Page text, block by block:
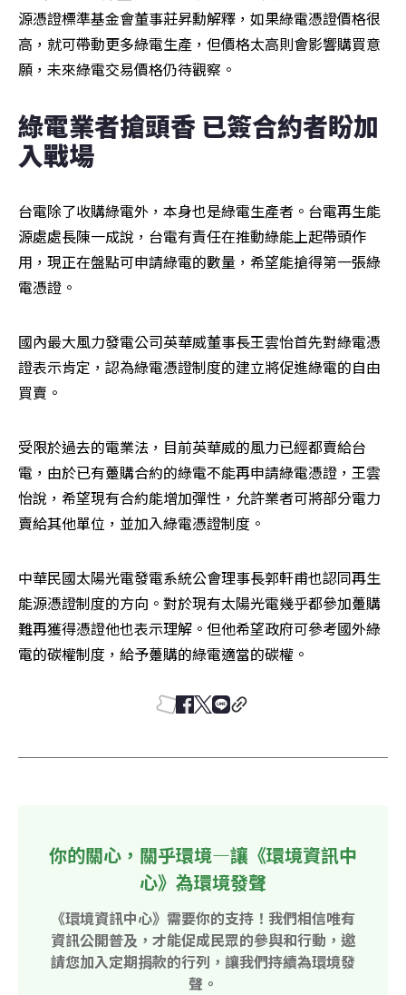
源憑證標準基金會董事莊昇勳解釋，如果綠電憑證價格很
高，就可帶動更多綠電生產，但價格太高則會影響購買意
願，未來綠電交易價格仍待觀察。
綠電業者搶頭香 已簽合約者盼加
入戰場
台電除了收購綠電外，本身也是綠電生產者。台電再生能
源處處長陳一成說，台電有責任在推動綠能上起帶頭作
用，現正在盤點可申請綠電的數量，希望能搶得第一張綠
電憑證。
國內最大風力發電公司英華威董事長王雲怡首先對綠電憑
證表示肯定，認為綠電憑證制度的建立將促進綠電的自由
買賣。
受限於過去的電業法，目前英華威的風力已經都賣給台
電，由於已有躉購合約的綠電不能再申請綠電憑證，王雲
怡說，希望現有合約能增加彈性，允許業者可將部分電力
賣給其他單位，並加入綠電憑證制度。
中華民國太陽光電發電系統公會理事長郭軒甫也認同再生
能源憑證制度的方向。對於現有太陽光電幾乎都參加躉購
難再獲得憑證他也表示理解。但他希望政府可參考國外綠
電的碳權制度，給予躉購的綠電適當的碳權。
你的關心，關乎環境—讓《環境資訊中
心》為環境發聲
《環境資訊中心》需要你的支持！我們相信唯有
資訊公開普及，才能促成民眾的參與和行動，邀
請您加入定期捐款的行列，讓我們持續為環境發
聲。